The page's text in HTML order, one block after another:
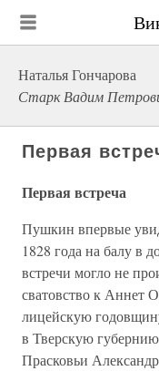
Наталья Гончарова
Старк Вадим
Первая
Первая встреча
Пушкин впервые
1828 года на балу в
встречи могло не
сватовство к Аннет
лицейскую
в Тверскую
Прасковьи